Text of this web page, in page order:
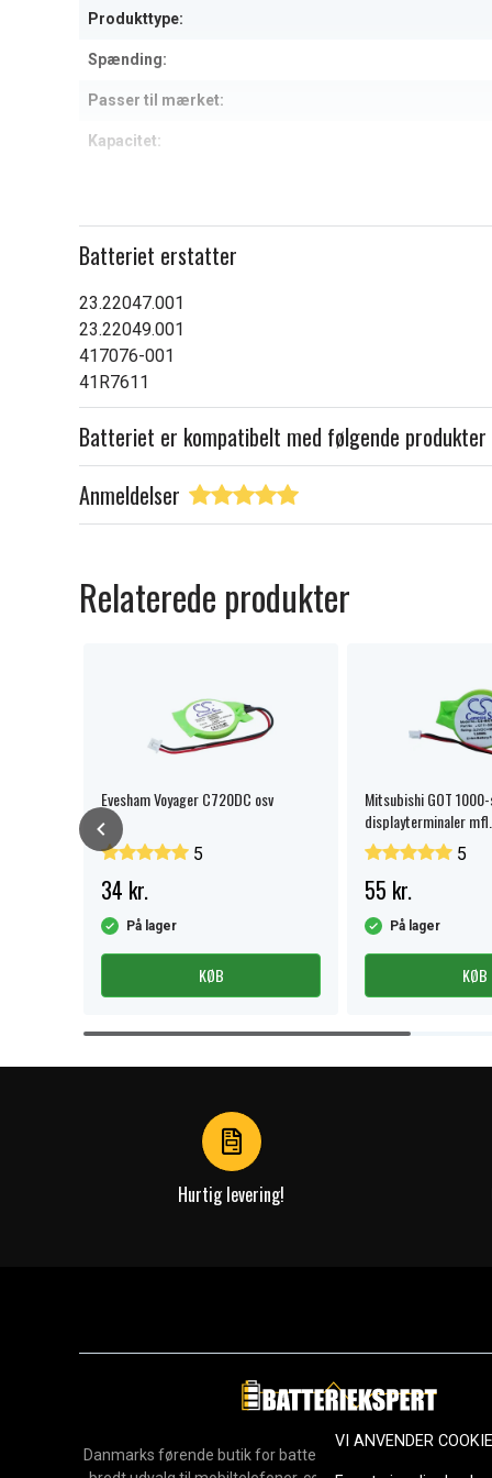
Produkttype:
Spænding:
Passer til mærket:
Kapacitet:
Batteriet erstatter
23.22047.001
23.22049.001
417076-001
41R7611
Batteriet er kompatibelt med følgende produkter
Anmeldelser
Relaterede produkter
Evesham Voyager C720DC osv
5
34 kr.
På lager
KØB
Mitsubishi GOT
displayterminaler mfl.
5
55 kr.
På lager
KØB
Item
Hurtig levering!
Danmarks førende butik for batterier, opladere og
VI ANVENDER